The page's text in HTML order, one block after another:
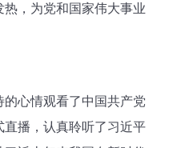
，为党和国家伟大事业
心情观看了中国共产党
播，认真聆听了习近平